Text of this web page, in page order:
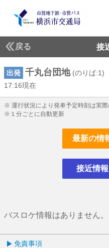
戻る 接
出発 千丸台団地 (のりば:1)
17:16現在
※ 運行状況により発車予定時刻は実際
※１分ごとに自動更新
最新の情
接近情
バスロケ情報はありません。
免責事項